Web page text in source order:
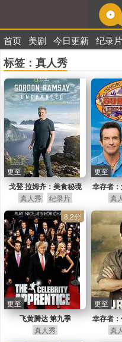
首页 美剧 今日更新 纪录片
标签：真人秀
戈登·拉姆齐：美食秘境
第二季
更至
真人秀 纪录片
幸存者
更至
真
飞黄腾达 第九季
8.2分
更至
真人秀
幸存者
更至
真